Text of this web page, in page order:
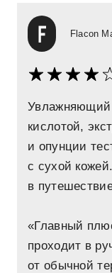
Flacon
Увлажняющий
кислотой,
и опунции
с сухой
в
«Главный
проходит в
от обычной